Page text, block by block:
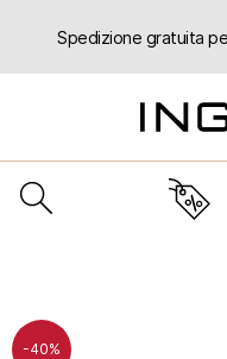
Spedizione gratuita
-40%